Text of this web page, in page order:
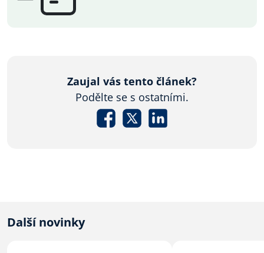
Zaujal vás tento článek?
Podělte se s ostatními.
Další novinky